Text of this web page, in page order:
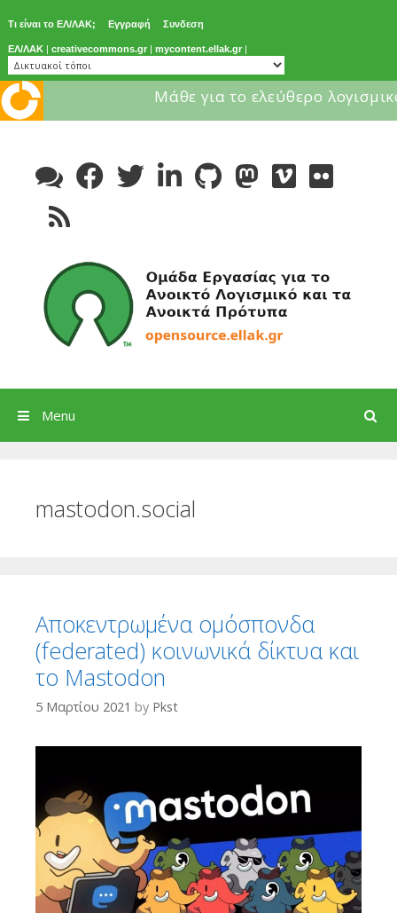
Τι είναι το ΕΛ/ΛΑΚ; Εγγραφή Συνδεση
ΕΛ/ΛΑΚ | creativecommons.gr | mycontent.ellak.gr |
Μάθε για το ελεύθερο
content
Search
Menu
mastodon.social
Αποκεντρωμένα ομόσπονδα
(federated) κοινωνικά δίκτυα και
το Mastodon
5 Μαρτίου 2021 by Pkst